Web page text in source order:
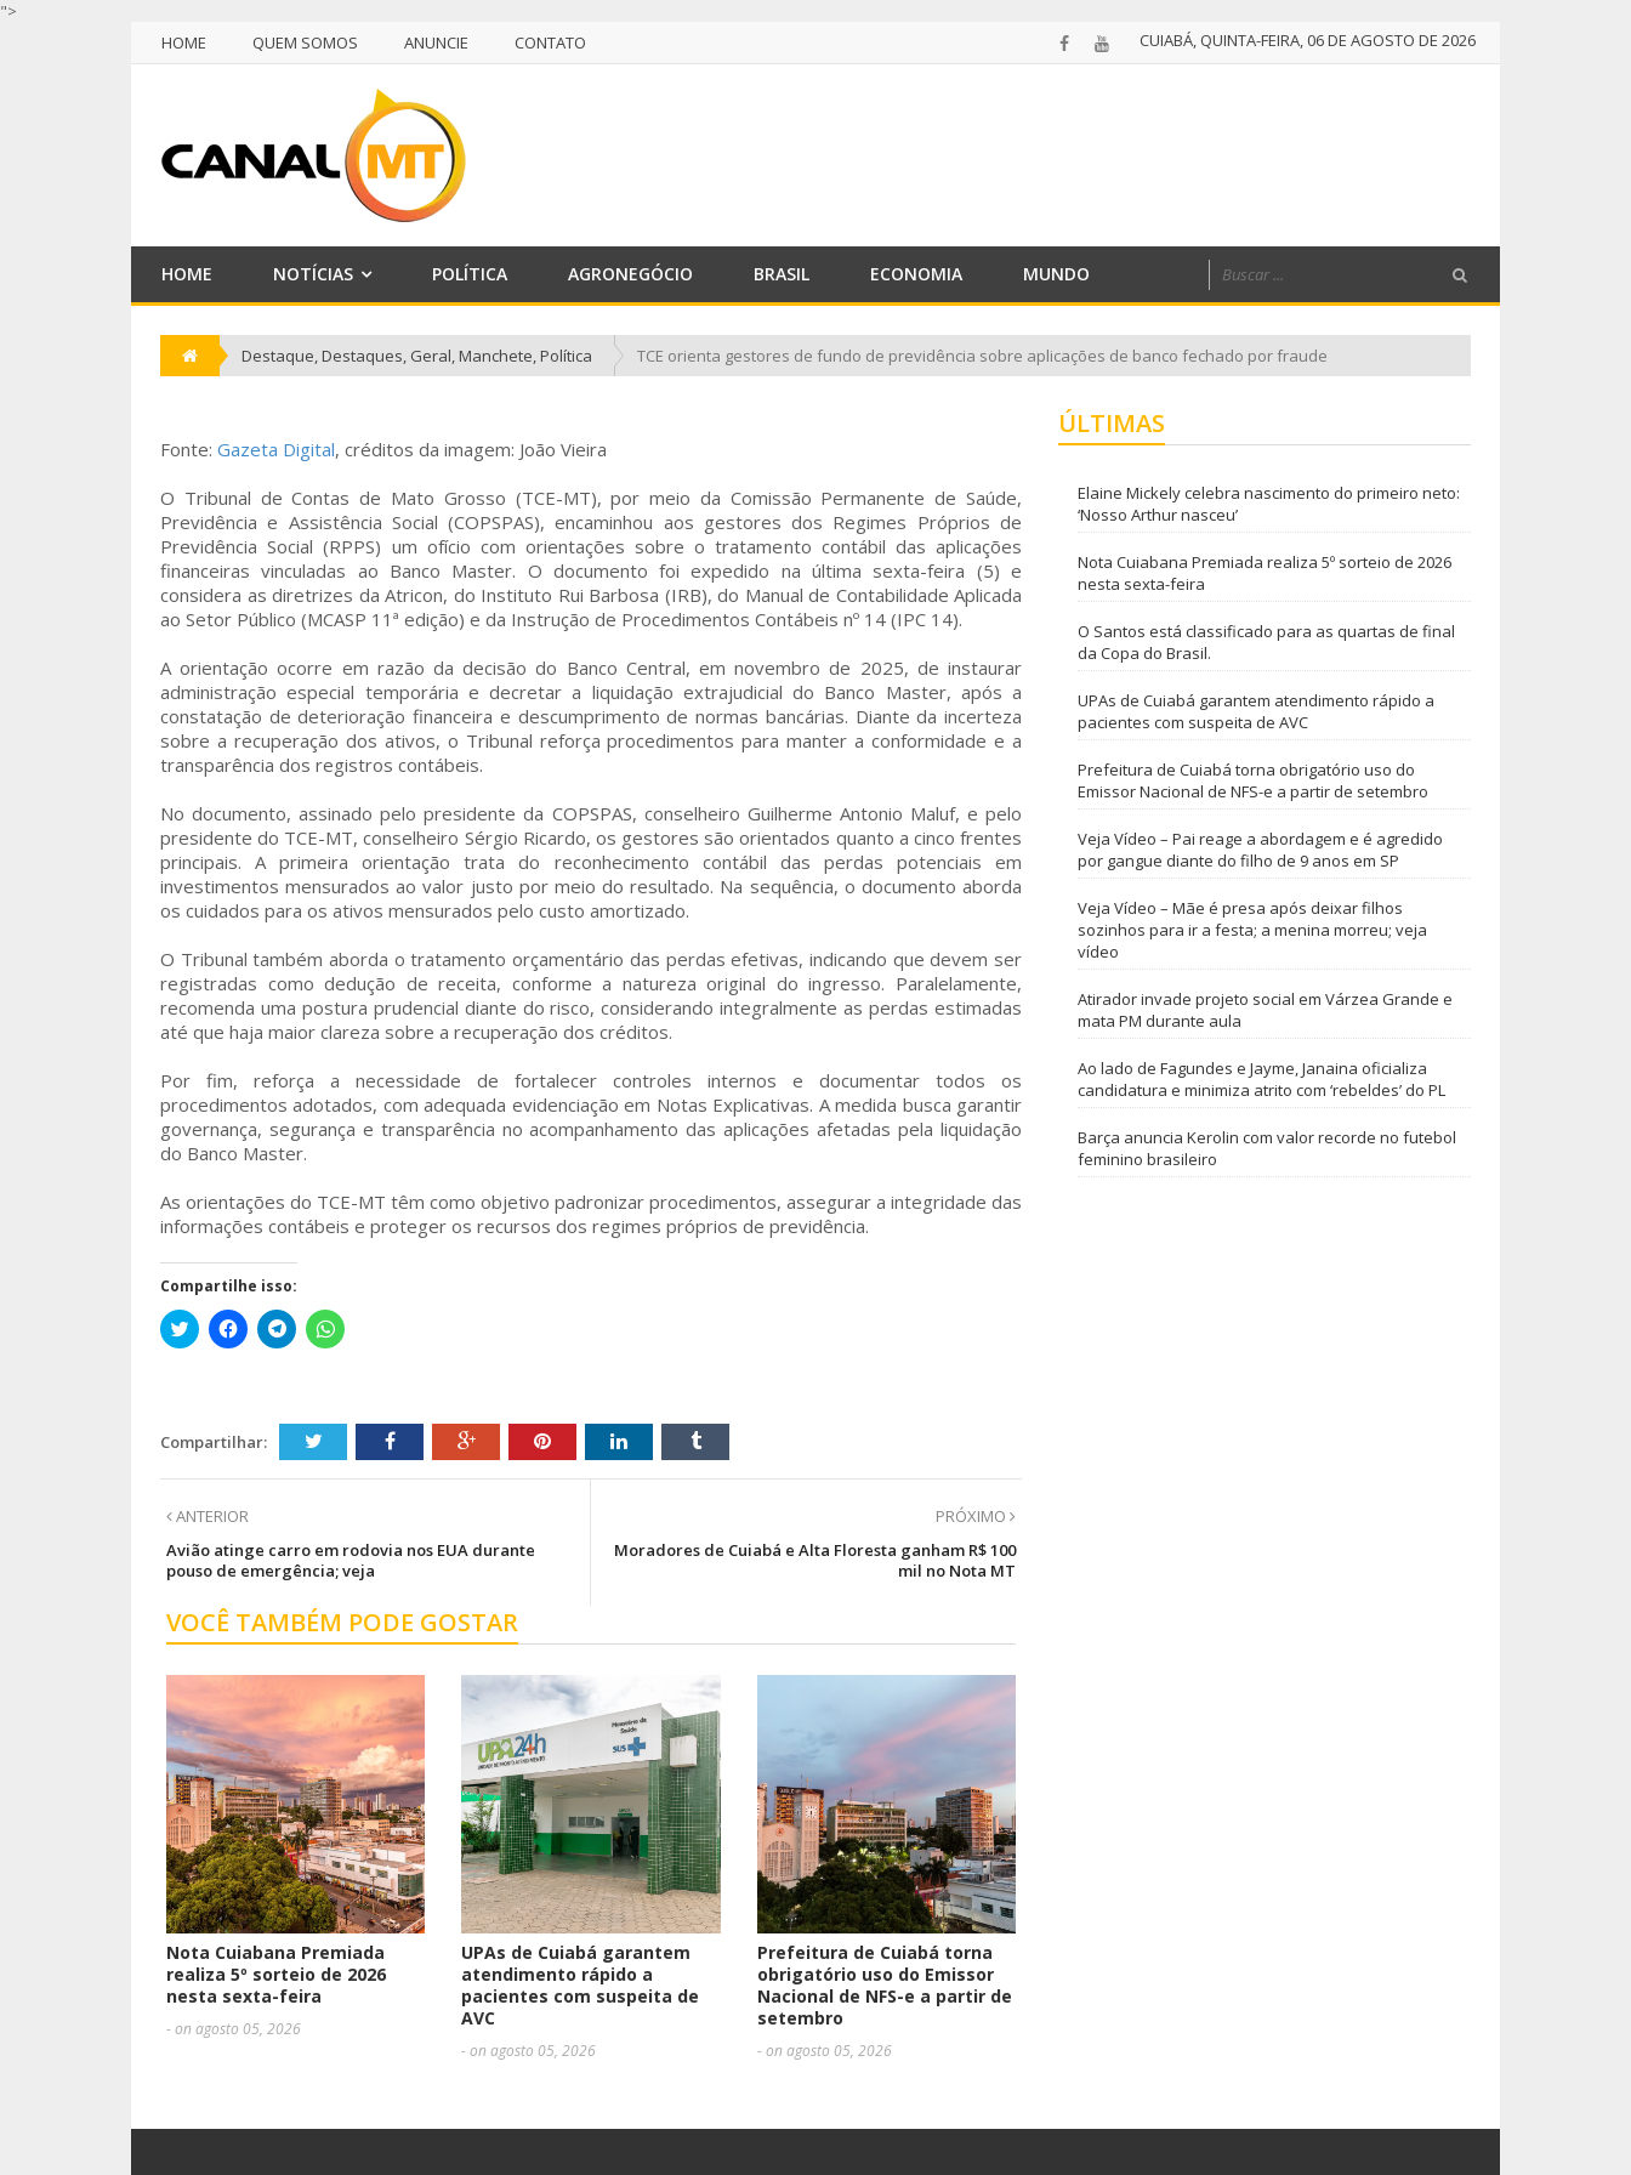
">
HOME
QUEM SOMOS ANUNCIE
CONTATO
ANUNCIE
CUIABÁ, QUINTA-FEIRA, 06 DE AGOSTO DE 2026
HOME NOTÍCIAS POLÍTICA AGRONEGÓCIO BRASIL ECONOMIA MUNDO
Destaque,Destaques, Geral,Manchete,Política TCE orienta gestores de fundo de previdência sobre aplicações de banco fechado por fraude
Fonte: Gazeta Digital, créditos da imagem: João Vieira
O Tribunal de Contas de Mato Grosso (TCE-MT), por meio da Comissão Permanente de Saúde,
Previdência e Assistência Social (COPSPAS), encaminhou aos gestores dos Regimes Próprios de
Previdência Social (RPPS) um ofício com orientações sobre o tratamento contábil das aplicações
financeiras vinculadas ao Banco Master. O documento foi expedido na última sexta-feira (5) e
considera as diretrizes da Atricon, do Instituto Rui Barbosa (IRB), do Manual de Contabilidade Aplicada
ao Setor Público (MCASP 11ª edição) e da Instrução de Procedimentos Contábeis nº 14 (IPC 14).
A orientação ocorre em razão da decisão do Banco Central, em novembro de 2025, de instaurar
administração especial temporária e decretar a liquidação extrajudicial do Banco Master, após a
constatação de deterioração financeira e descumprimento de normas bancárias. Diante da incerteza
sobre a recuperação dos ativos, o Tribunal reforça procedimentos para manter a conformidade e a
transparência dos registros contábeis.
No documento, assinado pelo presidente da COPSPAS, conselheiro Guilherme Antonio Maluf, e pelo
presidente do TCE-MT, conselheiro Sérgio Ricardo, os gestores são orientados quanto a cinco frentes
principais. A primeira orientação trata do reconhecimento contábil das perdas potenciais em
investimentos mensurados ao valor justo por meio do resultado. Na sequência, o documento aborda
os cuidados para os ativos mensurados pelo custo amortizado.
O Tribunal também aborda o tratamento orçamentário das perdas efetivas, indicando que devem ser
registradas como dedução de receita, conforme a natureza original do ingresso. Paralelamente,
recomenda uma postura prudencial diante do risco, considerando integralmente as perdas estimadas
até que haja maior clareza sobre a recuperação dos créditos.
Por fim, reforça a necessidade de fortalecer controles internos e documentar todos os
procedimentos adotados, com adequada evidenciação em Notas Explicativas. A medida busca garantir
governança, segurança e transparência no acompanhamento das aplicações afetadas pela liquidação
do Banco Master.
As orientações do TCE-MT têm como objetivo padronizar procedimentos, assegurar a integridade das
informações contábeis e proteger os recursos dos regimes próprios de previdência.
Compartilhe isso:
Clique
para
janela)
Clique
para
janela)
Clique
para
nova
janela)
Clique
para
nova
janela)
Compartilhar:
ANTERIOR
Avião atinge carro em rodovia nos EUA durante
pouso de emergência; veja
PRÓXIMO
Moradores de Cuiabá e Alta Floresta ganham R$ 100
mil no Nota MT
VOCÊ TAMBÉM PODE GOSTAR
Nota Cuiabana Premiada
realiza 5º sorteio de 2026
nesta sexta-feira
- on agosto 05, 2026
UPAs de Cuiabá garantem
atendimento rápido a
pacientes com suspeita de
AVC
- on agosto 05, 2026
Prefeitura de Cuiabá torna
obrigatório uso do Emissor
Nacional de NFS-e a partir de
setembro
- on agosto 05, 2026
ÚLTIMAS
Elaine Mickely celebra nascimento do primeiro neto:
‘Nosso Arthur nasceu’
Nota Cuiabana Premiada realiza 5º sorteio de 2026
nesta sexta-feira
O Santos está classificado para as quartas de final
da Copa do Brasil.
UPAs de Cuiabá garantem atendimento rápido a
pacientes com suspeita de AVC
Prefeitura de Cuiabá torna obrigatório uso do
Emissor Nacional de NFS-e a partir de setembro
Veja Vídeo – Pai reage a abordagem e é agredido
por gangue diante do filho de 9 anos em SP
Veja Vídeo – Mãe é presa após deixar filhos
sozinhos para ir a festa; a menina morreu; veja
vídeo
Atirador invade projeto social em Várzea Grande e
mata PM durante aula
Ao lado de Fagundes e Jayme, Janaina oficializa
candidatura e minimiza atrito com ‘rebeldes’ do PL
Barça anuncia Kerolin com valor recorde no futebol
feminino brasileiro